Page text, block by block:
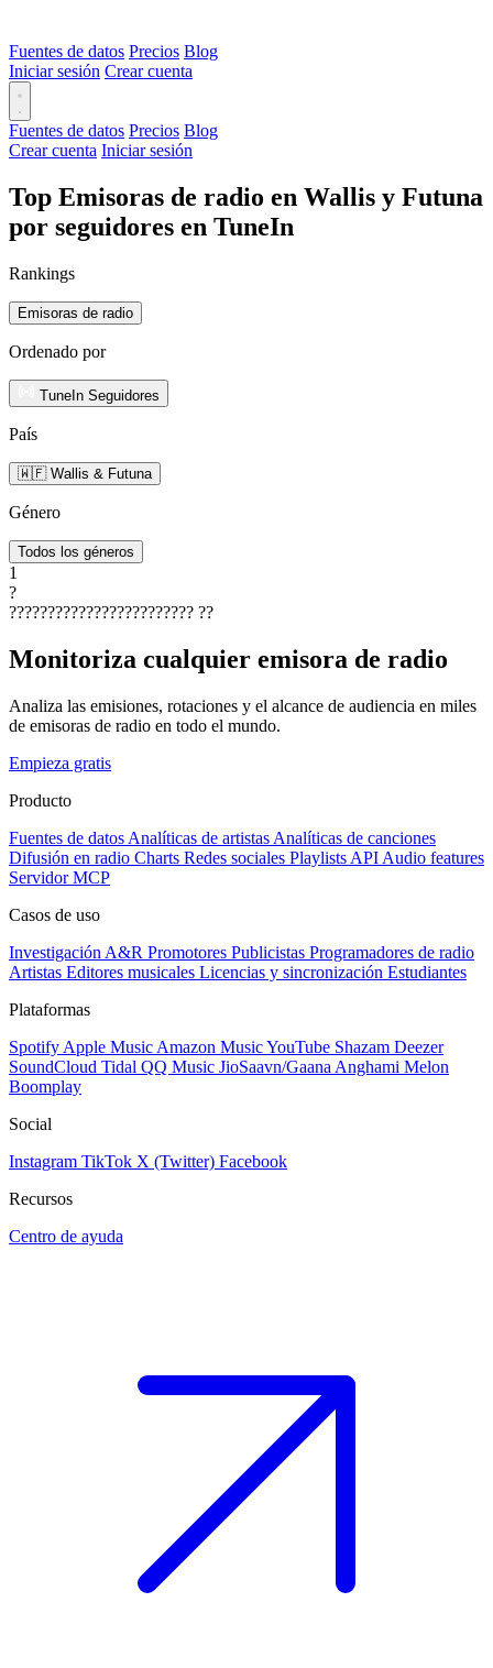
Fuentes de datos Precios Blog
Iniciar sesión Crear cuenta
Fuentes de datos Precios Blog
Crear cuenta Iniciar sesión
Top Emisoras de radio en Wallis y Futuna
por seguidores en TuneIn
Rankings
Emisoras de radio
Ordenado por
TuneIn Seguidores
País
🇼🇫 Wallis & Futuna
Género
Todos los géneros
1
?
???????????????????????? ??
Monitoriza cualquier emisora de radio
Analiza las emisiones, rotaciones y el alcance de audiencia en miles
de emisoras de radio en todo el mundo.
Empieza gratis
Producto
Fuentes de datos Analíticas de artistas Analíticas de canciones
Difusión en radio Charts Redes sociales Playlists API Audio features
Servidor MCP
Casos de uso
Investigación A&R Promotores Publicistas Programadores de radio
Artistas Editores musicales Licencias y sincronización Estudiantes
Plataformas
Spotify Apple Music Amazon MusicYouTube Shazam Deezer
SoundCloud Tidal QQ Music JioSaavn/Gaana Anghami Melon
Boomplay
Social
Instagram TikTok X (Twitter) Facebook
Recursos
Centro de ayuda